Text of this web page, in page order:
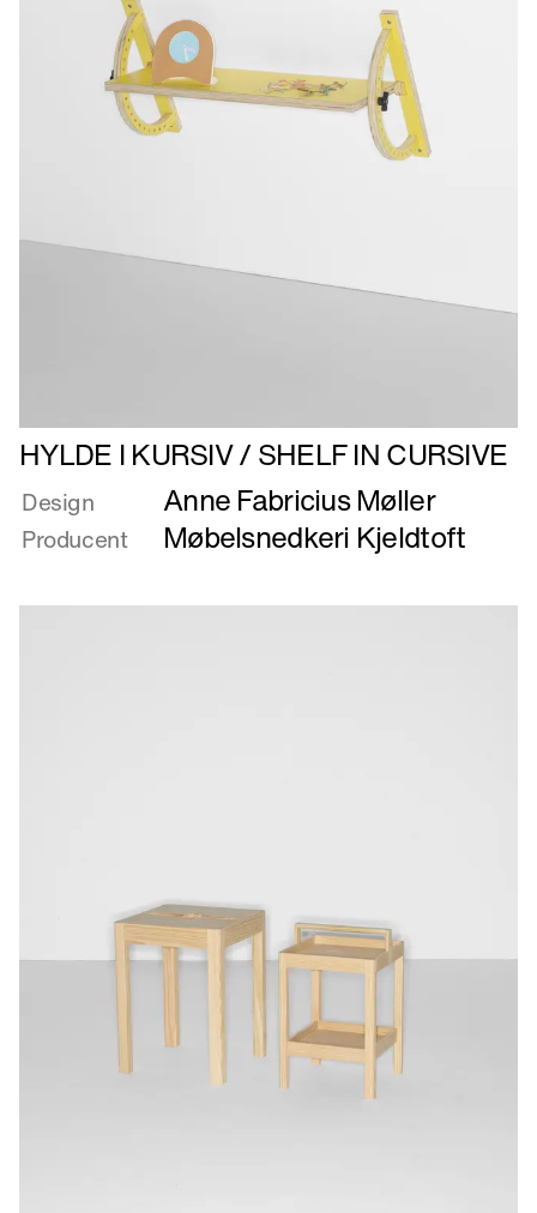
Læs
mere
om
HYLDE
/
HYLDE I KURSIV / SHELF IN CURSIVE
Design Anne Fabricius Møller
Producent Møbelsnedkeri Kjeldtoft